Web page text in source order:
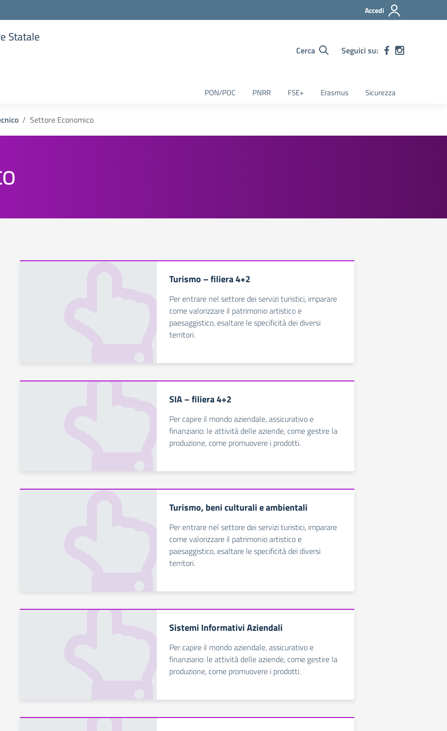
Accedi
Statale
Cerca Seguici su:
PON/POC PNRR FSE+ Erasmus Sicurezza
Settore Economico
Turismo – filiera 4+2
Per entrare nel settore dei servizi turistici, imparare
come valorizzare il patrimonio artistico e
paesaggistico, esaltare le specificità dei diversi
territori.
SIA – filiera 4+2
Per capire il mondo aziendale, assicurativo e
finanziario: le attività delle aziende, come gestire la
produzione, come promuovere i prodotti.
Turismo, beni culturali e ambientali
Per entrare nel settore dei servizi turistici, imparare
come valorizzare il patrimonio artistico e
paesaggistico, esaltare le specificità dei diversi
territori.
Sistemi Informativi Aziendali
Per capire il mondo aziendale, assicurativo e
finanziario: le attività delle aziende, come gestire la
produzione, come promuovere i prodotti.